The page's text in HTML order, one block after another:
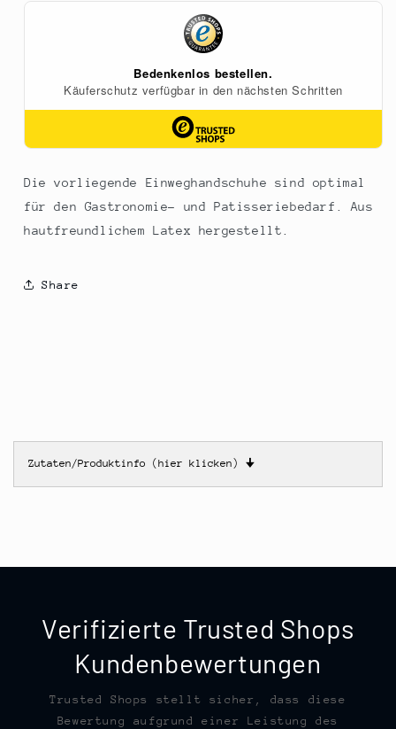
ungepudert,
100
St
Die vorliegende Einweghandschuhe sind optimal
für den Gastronomie- und Patisseriebedarf. Aus
hautfreundlichem Latex hergestellt.
Share
Zutaten/Produktinfo (hier klicken) 🠋
Verifizierte Trusted Shops
Kundenbewertungen
Trusted Shops stellt sicher, dass diese
Bewertung aufgrund einer Leistung des